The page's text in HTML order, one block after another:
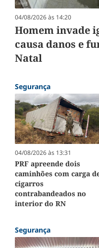
04/08/2026 às 14:20
Homem invade
causa danos e
Natal
Segurança
04/08/2026 às 13:31
PRF apreende dois
caminhões com carga
cigarros
contrabandeados no
interior do RN
Segurança